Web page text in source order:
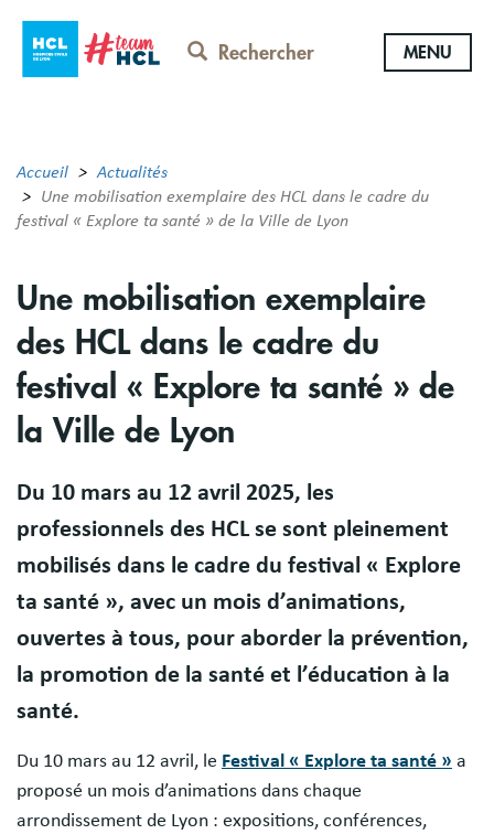
contenu
Rechercher MENU
Accueil
Actualités
Une mobilisation exemplaire des HCL dans le cadre du
festival « Explore ta santé » de la Ville de Lyon
Une mobilisation exemplaire
des HCL dans le cadre du
festival « Explore ta santé » de
la Ville de Lyon
Du 10 mars au 12 avril 2025, les
professionnels des HCL se sont pleinement
mobilisés dans le cadre du festival « Explore
ta santé », avec un mois d’animations,
ouvertes à tous, pour aborder la prévention,
la promotion de la santé et l’éducation à la
santé.
Du 10 mars au 12 avril, le Festival « Explore ta santé » a
proposé un mois d’animations dans chaque
arrondissement de Lyon : expositions, conférences,